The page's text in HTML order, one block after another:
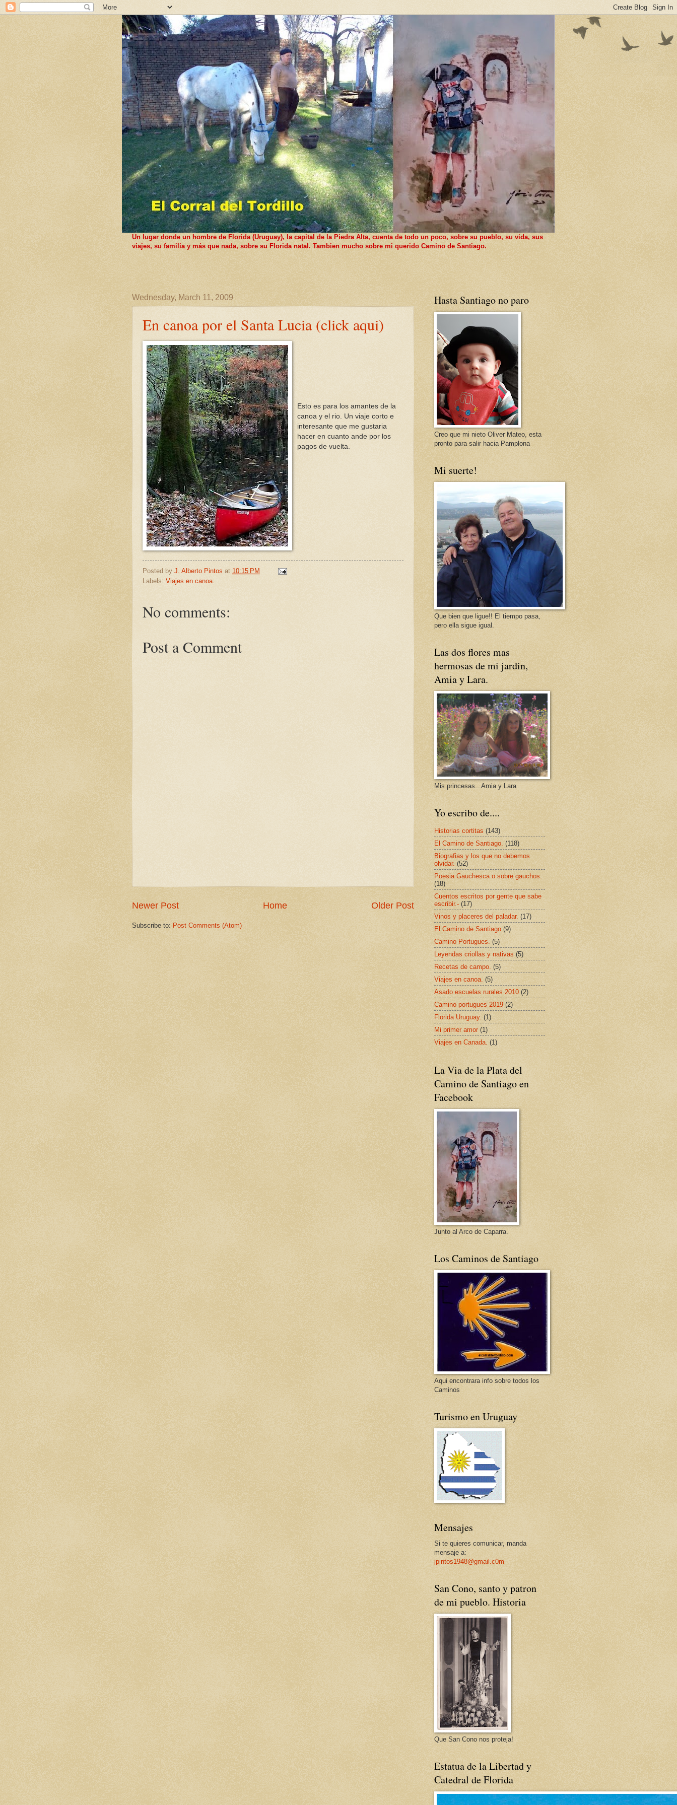
Un lugar donde un hombre de Florida (Uruguay), la capital de la Piedra Alta, cuenta de todo un poco, sobre su pueblo, su vida, sus
viajes, su familia y más que nada, sobre su Florida natal. Tambien mucho sobre mi querido Camino de Santiago.
Wednesday, March 11, 2009
En canoa por el Santa Lucia (click aqui)
Esto es para los amantes de la
canoa y el rio. Un viaje corto e
interesante que me gustaria
hacer en cuanto ande por los
pagos de vuelta.
Posted by J. Alberto Pintos at 10:15 PM
Labels: Viajes en canoa.
No comments:
Post a Comment
Newer Post Older Post
Home
Subscribe to: Post Comments (Atom)
Hasta Santiago no paro
Creo que mi nieto Oliver Mateo, esta
pronto para salir hacia Pamplona
Mi suerte!
Que bien que ligue!! El tiempo pasa,
pero ella sigue igual.
Las dos flores mas
hermosas de mi jardin,
Amia y Lara.
Mis princesas...Amia y Lara
Yo escribo de....
Historias cortitas (143)
El Camino de Santiago. (118)
Biografias y los que no debemos
olvidar. (52)
Poesia Gauchesca o sobre gauchos.
(18)
Cuentos escritos por gente que sabe
escribir.- (17)
Vinos y placeres del paladar. (17)
El Camino de Santiago (9)
Camino Portugues. (5)
Leyendas criollas y nativas (5)
Recetas de campo. (5)
Viajes en canoa. (5)
Asado escuelas rurales 2010 (2)
Camino portugues 2019 (2)
Florida Uruguay. (1)
Mi primer amor (1)
Viajes en Canada. (1)
La Via de la Plata del
Camino de Santiago en
Facebook
Junto al Arco de Caparra.
Los Caminos de Santiago
Aqui encontrara info sobre todos los
Caminos
Turismo en Uruguay
Mensajes
Si te quieres comunicar, manda
mensaje a:
jpintos1948@gmail.c0m
San Cono, santo y patron
de mi pueblo. Historia
Que San Cono nos proteja!
Estatua de la Libertad y
Catedral de Florida